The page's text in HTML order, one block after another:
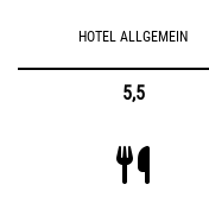
HOTEL ALLGEMEIN
5,5